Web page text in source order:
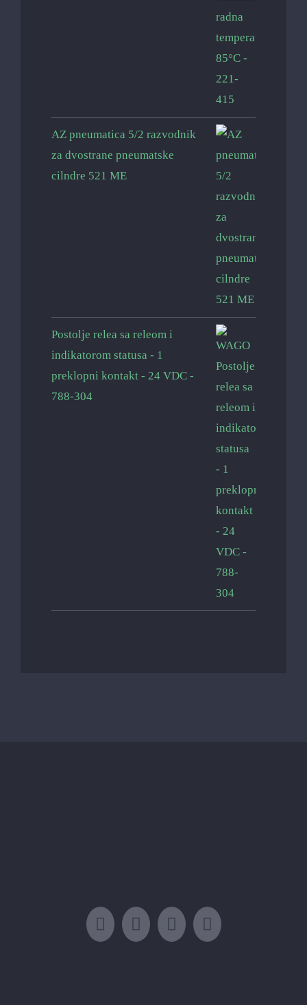
AZ pneumatica 5/2 razvodnik
za dvostrane pneumatske
cilndre 521 ME
Postolje relea sa releom i
indikatorom statusa - 1
preklopni kontakt - 24 VDC -
788-304